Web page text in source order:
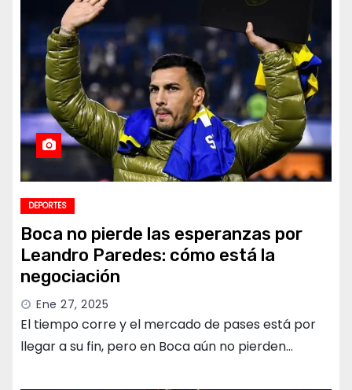
DEPORTES
Boca no pierde las esperanzas por
Leandro Paredes: cómo está la
negociación
Ene 27, 2025
El tiempo corre y el mercado de pases está por
llegar a su fin, pero en Boca aún no pierden…